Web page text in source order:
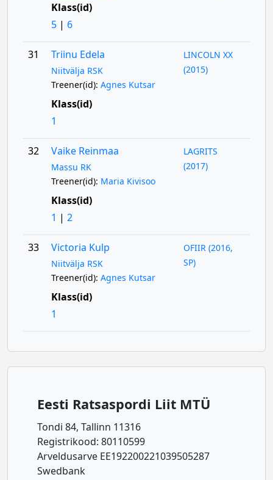
Klass(id)
5| 6
31 Triinu Edela
Niitvälja RSK
LINCOLN XX
(2015)
Treener(id): Agnes Kutsar
Klass(id)
1
32 Vaike Reinmaa
Massu RK
LAGRITS
(2017)
Treener(id): Maria Kivisoo
Klass(id)
1 | 2
33 Victoria Kulp
Niitvälja RSK
OFIIR (2016,
SP)
Treener(id): Agnes Kutsar
Klass(id)
1
Eesti Ratsaspordi Liit MTÜ
Tondi 84, Tallinn 11316
Registrikood: 80110599
Arveldusarve EE192200221039505287
Swedbank